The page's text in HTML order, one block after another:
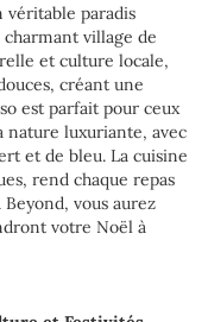
véritable paradis
village de
et culture locale,
créant une
est parfait pour ceux
luxuriante, avec
et de bleu. La cuisine
rend chaque repas
vous aurez
votre Noël à